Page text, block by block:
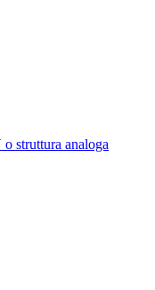
struttura analoga